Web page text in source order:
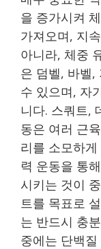
을 증가시켜
가져오며, 지
아니라, 체중
은 덤벨, 바벨,
수 있으며, 자
니다. 스쿼트,
동은 여러 근
리를 소모하
력 운동을 통
시키는 것이
트를 목표로
는 반드시 충
중에는 단백